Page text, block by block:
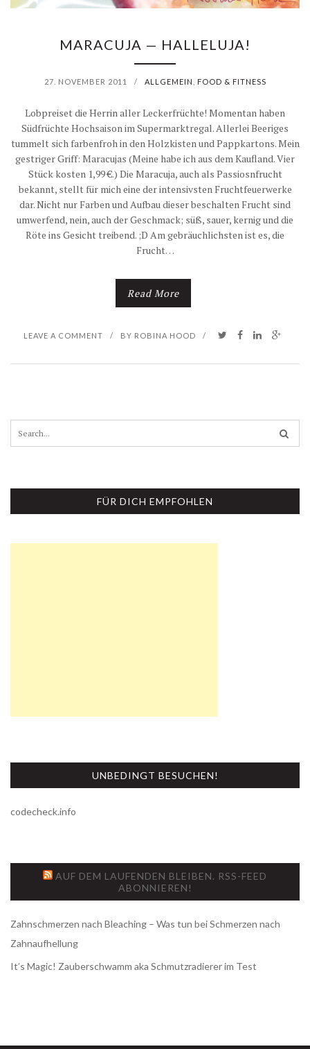
MARACUJA — HALLELUJA!
27. NOVEMBER 2011 / ALLGEMEIN FOOD & FITNESS
Lobpreiset die Herrin aller Leckerfrüchte! Momentan haben
Südfrüchte Hochsaison im Supermarktregal. Allerlei Beeriges
tummelt sich farbenfroh in den Holzkisten und Pappkartons. Mein
gestriger Griff: Maracujas (Meine habe ich aus dem Kaufland. Vier
Stück kosten 1,99 €.) Die Maracuja, auch als Passiosnfrucht
bekannt, stellt für mich eine der intensivsten Fruchtfeuerwerke
dar. Nicht nur Farben und Aufbau dieser beschalten Frucht sind
umwerfend, nein, auch der Geschmack; süß, sauer, kernig und die
Röte ins Gesicht treibend. ;D Am gebräuchlichsten ist es, die
Frucht…
Read More
LEAVE A COMMENT / BY ROBINA HOOD /
h
o
:
FÜR DICH EMPFOHLEN
UNBEDINGT BESUCHEN!
codecheck.info
AUF DEM LAUFENDEN BLEIBEN. RSS-FEED
ABONNIEREN!
Zahnschmerzen nach Bleaching – Was tun bei Schmerzen nach
Zahnaufhellung
It’s Magic! Zauberschwamm aka Schmutzradierer im Test